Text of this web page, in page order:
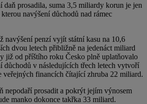
prosadila, suma 3,5 miliardy korun je jen
navýšení důchodů nad rámec
navýšení penzí vyjít státní kasu na 10,6
dvou letech přibližně na jedenáct miliard
již od příštího roku Česko plně uplatňovalo
důchodů v následujících třech letech vytvoří
veřejných financích čítající zhruba 22 miliard.
nepodaří prosadit a pokrýt jejím výnosem
manko dokonce takřka 33 miliard.